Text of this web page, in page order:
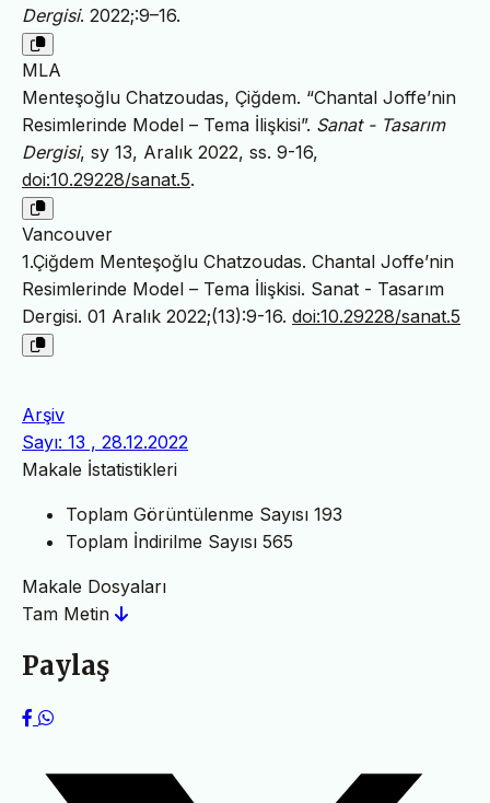
Dergisi. 2022;:9–16.
MLA
Menteşoğlu Chatzoudas, Çiğdem. “Chantal Joffe’nin
Resimlerinde Model – Tema İlişkisi”. Sanat - Tasarım
Dergisi, sy 13, Aralık 2022, ss. 9-16,
doi:10.29228/sanat.5.
Vancouver
1.Çiğdem Menteşoğlu Chatzoudas. Chantal Joffe’nin
Resimlerinde Model – Tema İlişkisi. Sanat - Tasarım
Dergisi. 01 Aralık 2022;(13):9-16. doi:10.29228/sanat.5
Arşiv
Sayı: 13 , 28.12.2022
Makale İstatistikleri
Toplam Görüntülenme Sayısı 193
Toplam İndirilme Sayısı 565
Makale Dosyaları
Tam Metin
Paylaş